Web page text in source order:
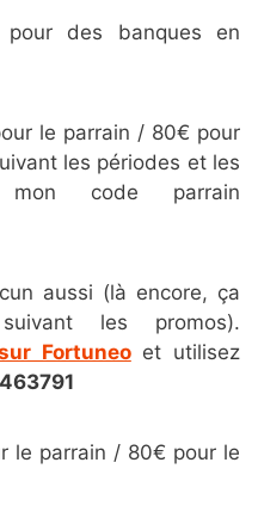
pour des banques en
le parrain / 80€ pour
les périodes et les
mon code parrain
aussi (là encore, ça
les promos).
Fortuneoet utilisez
le parrain / 80€ pour le